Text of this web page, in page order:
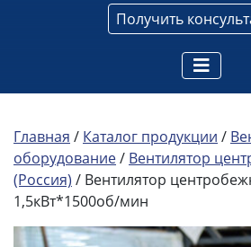
Получить
Главная / Каталог продукции /
оборудование/ Вентилятор
(Россия) / Вентилятор
1,5кВт*1500об/мин